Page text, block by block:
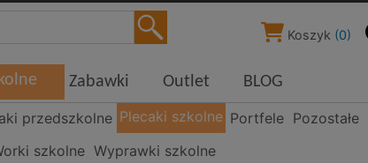
Koszyk (0)
Zabawki Outlet BLOG
przedszkolne Plecaki szkolne Portfele Pozostałe
szkolne Wyprawki szkolne